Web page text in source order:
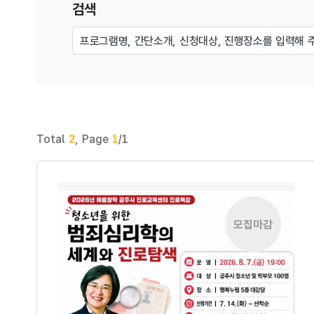
검색
Total 2, Page 1/1
모집마감